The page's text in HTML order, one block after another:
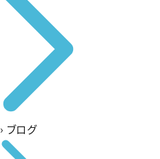
› ブログ